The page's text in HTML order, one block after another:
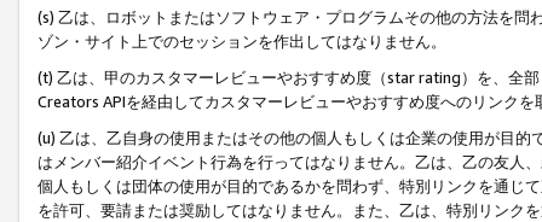
(s) 乙は、ロボットまたはソフトウェア・プログラムその他の方法を
ゾン・サイト上でのセッションを作出してはなりません。
(t) 乙は、甲のカスタマーレビューやおすすめ度（star rating）を、全
Creators APIを経由してカスタマーレビューやおすすめ度へのリンクを
(u) 乙は、乙自身の使用またはその他の個人もしくは企業の使用が目
はメンバー紹介イベント行為を行ってはなりません。乙は、乙の友人
個人もしくは団体の使用が目的であるかを問わず、特別リンクを通じ
を許可、要請または奨励してはなりません。また、乙は、特別リンク